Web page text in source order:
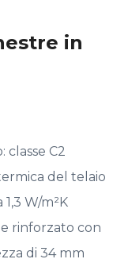
in
classe C2
del telaio
W/m²K
rinforzato con
di 34 mm